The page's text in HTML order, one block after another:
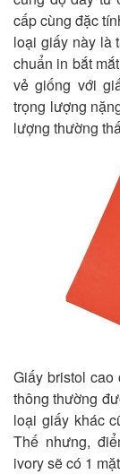
cấp cùng đặc
loại giấy này là
chuẩn in bắt
vẻ giống với
trọng lượng
lượng thường
Giấy bristol cao
thông thường
loại giấy khác
Thế nhưng,
ivory sẽ có 1